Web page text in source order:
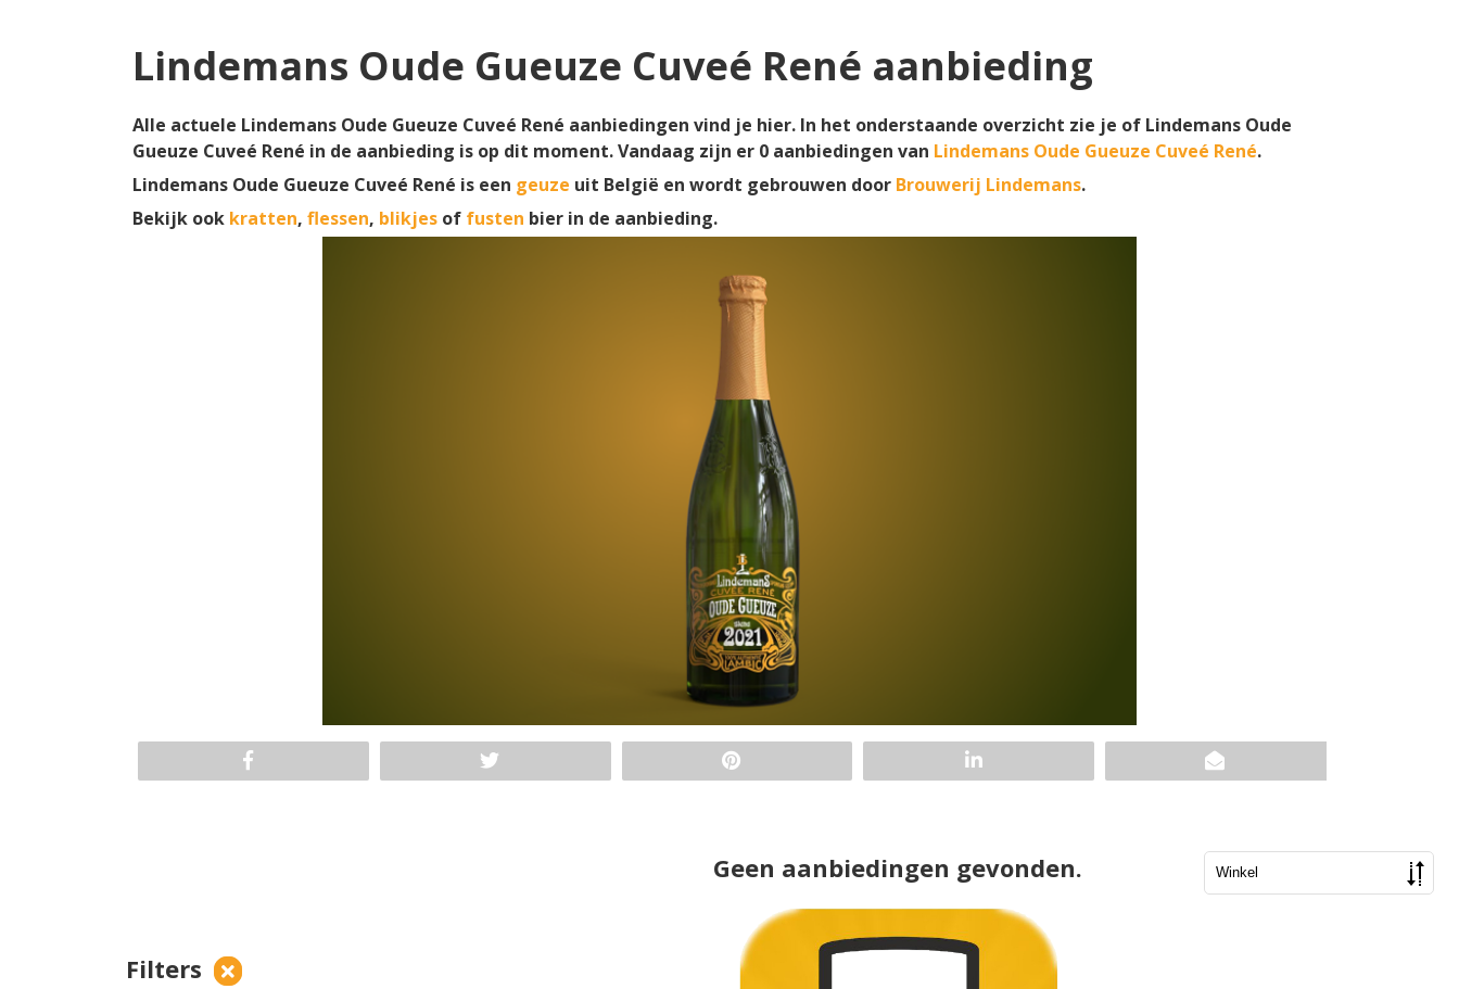
Lindemans Oude Gueuze Cuveé René aanbieding
Alle actuele Lindemans Oude Gueuze Cuveé René aanbiedingen vind je hier. In het onderstaande overzicht zie je of Lindemans Oude
Gueuze Cuveé René in de aanbieding is op dit moment. Vandaag zijn er 0 aanbiedingen van Lindemans Oude Gueuze Cuveé René.
Lindemans Oude Gueuze Cuveé René is een geuze uit België en wordt gebrouwen door Brouwerij Lindemans.
Bekijk ook kratten, flessen, blikjes of fusten bier in de aanbieding.
Filters
Geen aanbiedingen gevonden.